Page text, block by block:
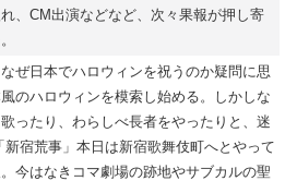
、CM出演などなど、次々果報が押し寄
なぜ日本でハロウィンを祝うのか疑問に思
のハロウィンを模索し始める。しかしな
ったり、わらしべ長者をやったりと、迷
新宿荒事」本日は新宿歌舞伎町へとやって
今はなきコマ劇場の跡地やサブカルの聖